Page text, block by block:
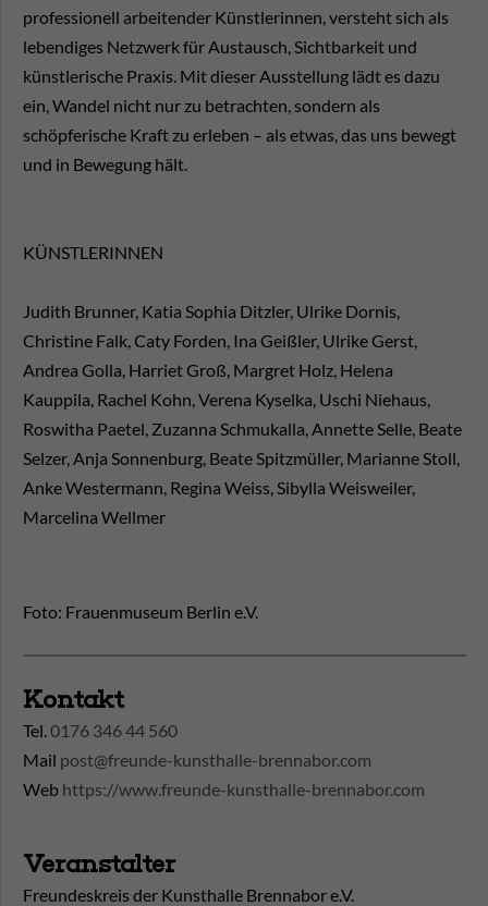
professionell arbeitender Künstlerinnen, versteht sich als
lebendiges Netzwerk für Austausch, Sichtbarkeit und
künstlerische Praxis. Mit dieser Ausstellung lädt es dazu
ein, Wandel nicht nur zu betrachten, sondern als
schöpferische Kraft zu erleben – als etwas, das uns bewegt
und in Bewegung hält.
KÜNSTLERINNEN
Judith Brunner, Katia Sophia Ditzler, Ulrike Dornis,
Christine Falk, Caty Forden, Ina Geißler, Ulrike Gerst,
Andrea Golla, Harriet Groß, Margret Holz, Helena
Kauppila, Rachel Kohn, Verena Kyselka, Uschi Niehaus,
Roswitha Paetel, Zuzanna Schmukalla, Annette Selle, Beate
Selzer, Anja Sonnenburg, Beate Spitzmüller, Marianne Stoll,
Anke Westermann, Regina Weiss, Sibylla Weisweiler,
Marcelina Wellmer
Foto: Frauenmuseum Berlin e.V.
Kontakt
Tel.0176 346 44 560
Mail post@freunde-kunsthalle-brennabor.com
Web https://www.freunde-kunsthalle-brennabor.com
Veranstalter
Freundeskreis der Kunsthalle Brennabor e.V.